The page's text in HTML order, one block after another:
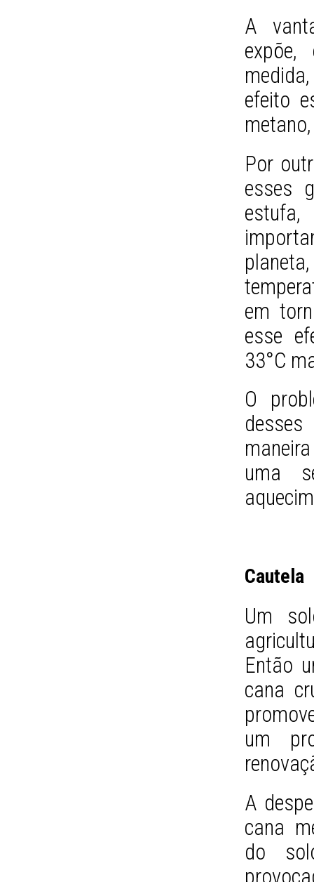
A
efeito
Por
esses
em
esse
33°C
O
uma
Cautela
Um
Então
cana
um
A
cana
do